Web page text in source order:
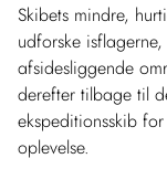
Skibets mindre,
udforske
afsidesliggende
derefter tilbage til
ekspeditionsskib
oplevelse.